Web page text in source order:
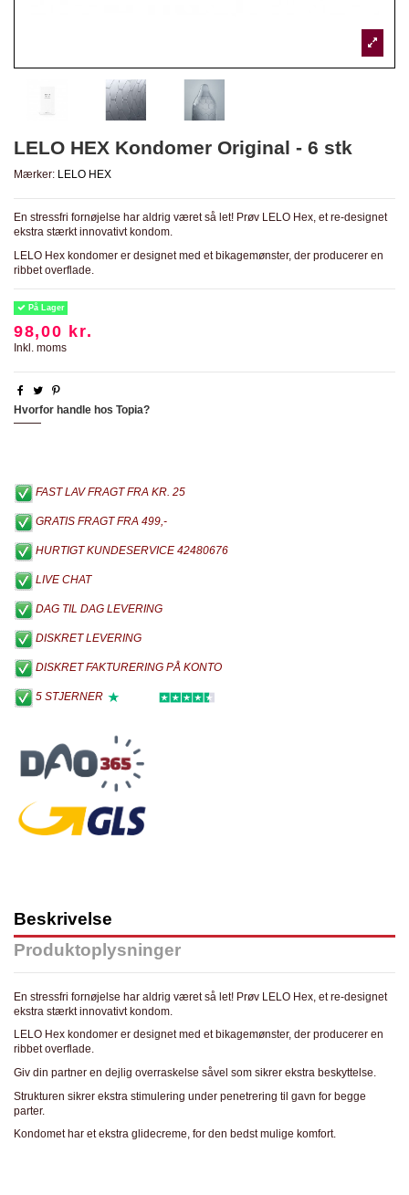
LELO HEX Kondomer Original - 6 stk
Mærker: LELO HEX
En stressfri fornøjelse har aldrig været så let! Prøv LELO Hex, et re-designet
ekstra stærkt innovativt kondom.
LELO Hex kondomer er designet med et bikagemønster, der producerer en
ribbet overflade.
På Lager
98,00 kr.
Inkl. moms
Hvorfor handle hos Topia?
FAST LAV FRAGT FRA KR. 25
GRATIS FRAGT FRA 499,-
HURTIGT KUNDESERVICE 42480676
LIVE CHAT
DAG TIL DAG LEVERING
DISKRET LEVERING
DISKRET FAKTURERING PÅ KONTO
5 STJERNER
Beskrivelse
Produktoplysninger
En stressfri fornøjelse har aldrig været så let! Prøv LELO Hex, et re-designet
ekstra stærkt innovativt kondom.
LELO Hex kondomer er designet med et bikagemønster, der producerer en
ribbet overflade.
Giv din partner en dejlig overraskelse såvel som sikrer ekstra beskyttelse.
Strukturen sikrer ekstra stimulering under penetrering til gavn for begge
parter.
Kondomet har et ekstra glidecreme, for den bedst mulige komfort.